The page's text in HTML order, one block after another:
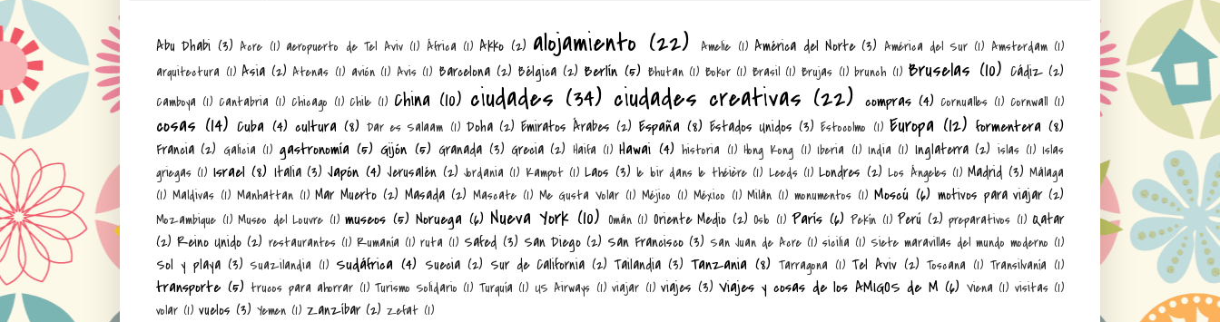
Abu Dhabi (3) Acre (1) aeropuerto de Tel Aviv (1) África (1) Akko (2) alojamiento (22) Amelie (1) América del Norte (3) América del Sur (1) Amsterdam (1)
arquitectura (1) Asia (2) Atenas (1) avión (1) Avis (1) Barcelona (2) Bélgica (2) Berlín (5) Bhutan (1) Bokor (1) Brasil (1) Brujas (1) brunch (1) Bruselas (10) Cádiz (2)
Camboya (1) Cantabria (1) Chicago (1) Chile (1) China (10) ciudades (34) ciudades creativas (22) compras (4) Cornualles (1) Cornwall (1)
cosas (14) Cuba (4) cultura (8) Dar es Salaam (1) Doha (2) Emiratos Árabes (2) España (8) Estados Unidos (3) Estocolmo (1) Europa (12) formentera (8)
Francia (2) Galicia (1) gastronomía (5) Gijón (5) Granada (3) Grecia (2) Haifa (1) Hawai (4) historia (1) Hong Kong (1) Iberia (1) India (1) Inglaterra (2) islas (1) Islas
griegas (1) Israel (8) Italia (3) Japón (4) Jerusalén (2) Jordania (1) Kampot (1) Laos (3) le loir dans le théière (1) Leeds (1) Londres (2) Los Ángeles (1) Madrid (3) Málaga
(1) Maldivas (1) Manhattan (1) Mar Muerto (2) Masada (2) Mascate (1) Me Gusta Volar (1) Méjico (1) México (1) Milán (1) monumentos (1) Moscú (6) motivos para viajar (2)
Mozambique (1) Museo del Louvre (1) museos (5) Noruega (6) Nueva York (10) Omán (1) Oriente Medio (2) Oslo (1) París (6) Pekín (1) Perú (2) preparativos (1) Qatar
(2) Reino Unido (2) restaurantes (1) Rumanía (1) ruta (1) Safed (3) San Diego (2) San Francisco (3) San Juan de Acre (1) sicilia (1) Siete maravillas del mundo moderno (1)
Sol y playa (3) Suazilandia (1) Sudáfrica (4) Suecia (2) Sur de California (2) Tailandia (3) Tanzania (8) Tarragona (1) Tel Aviv (2) Toscana (1) Transilvanía (1)
transporte (5) trucos para ahorrar (1) Turismo Solidario (1) Turquía (1) US Airways (1) viajar (1) viajes (3) Viajes y cosas de los AMIGOS de M (6) Viena (1) visitas (1)
volar (1) vuelos (3) Yemen (1) Zanzíbar (2) Zefat (1)